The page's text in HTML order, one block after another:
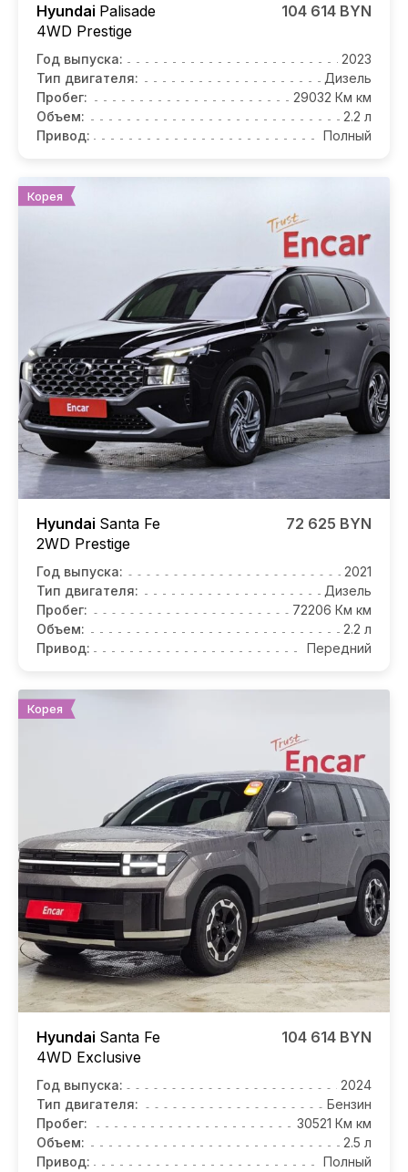
Hyundai Palisade
4WD Prestige
104 614 BYN
Год выпуска:
2023
Тип двигателя:
Дизель
Пробег:
29032 Км км
Объем:
2.2 л
Привод:
Полный
Корея
Hyundai Santa Fe
2WD Prestige
72 625 BYN
Год выпуска:
2021
Тип двигателя:
Дизель
Пробег:
72206 Км км
Объем:
2.2 л
Привод:
Передний
Корея
Hyundai Santa Fe
4WD Exclusive
104 614 BYN
Год выпуска:
2024
Тип двигателя:
Бензин
Пробег:
30521 Км км
Объем:
2.5 л
Привод:
Полный